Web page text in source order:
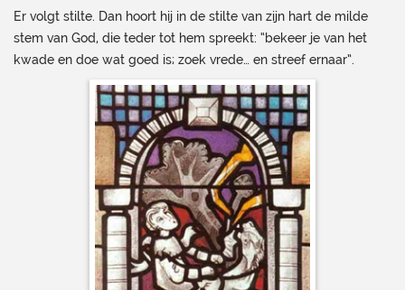
Er volgt stilte. Dan hoort hij in de stilte van zijn hart de milde
stem van God, die teder tot hem spreekt: “bekeer je van het
kwade en doe wat goed is; zoek vrede… en streef ernaar”.